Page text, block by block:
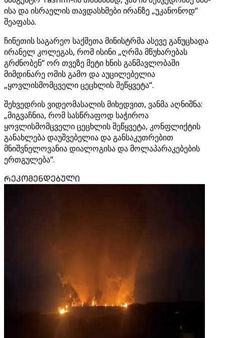
ისა და ისრაელის თავდასხმები ირანზე „უკანონოდ“
შეაფასა.
ჩინეთის საგარეო საქმეთა მინისტრმა ასევე განუცხადა
ირანელ კოლეგას, რომ ისინი „ღრმა მწუხარებას
გრძნობენ“ ორ თვეზე მეტი ხნის განმავლობაში
მიმდინარე ომის გამო და აუცილებელია
„ყოვლისმომცველი ცეცხლის შეწყვეტა“.
შეხვედრის ვიდეომასალის მიხედვით, ვანმა აღნიშნა:
„მიგვაჩნია, რომ სასწრაფოდ საჭიროა
ყოვლისმომცველი ცეცხლის შეწყვეტა, კონფლიქტის
განახლება დაუშვებელია და განსაკუთრებით
მნიშვნელოვანია დიალოგისა და მოლაპარაკებების
ერთგულება“.
ᲠᲔᲙᲝᲛᲔᲜᲓᲔᲑᲣᲚᲘ